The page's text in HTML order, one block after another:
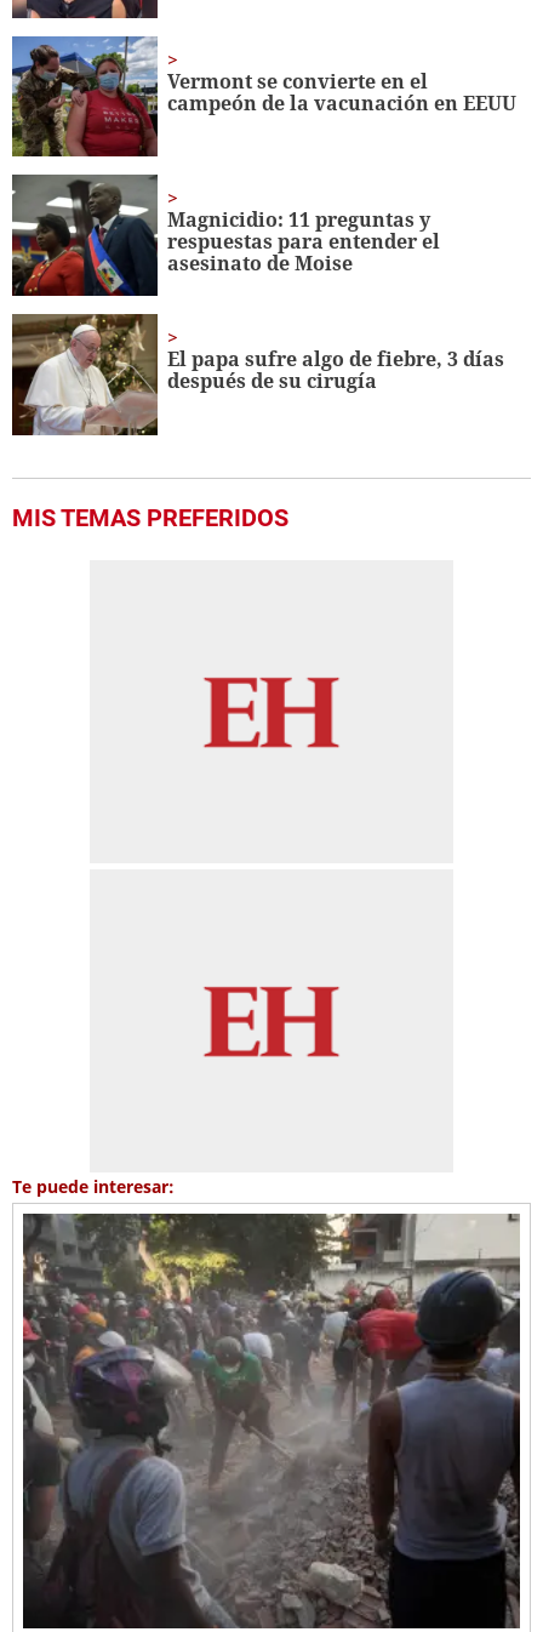
Vermont se convierte en el
campeón de la vacunación en EEUU
Magnicidio: 11 preguntas y
respuestas para entender el
asesinato de Moise
El papa sufre algo de fiebre, 3 días
después de su cirugía
MIS TEMAS PREFERIDOS
Te puede interesar: